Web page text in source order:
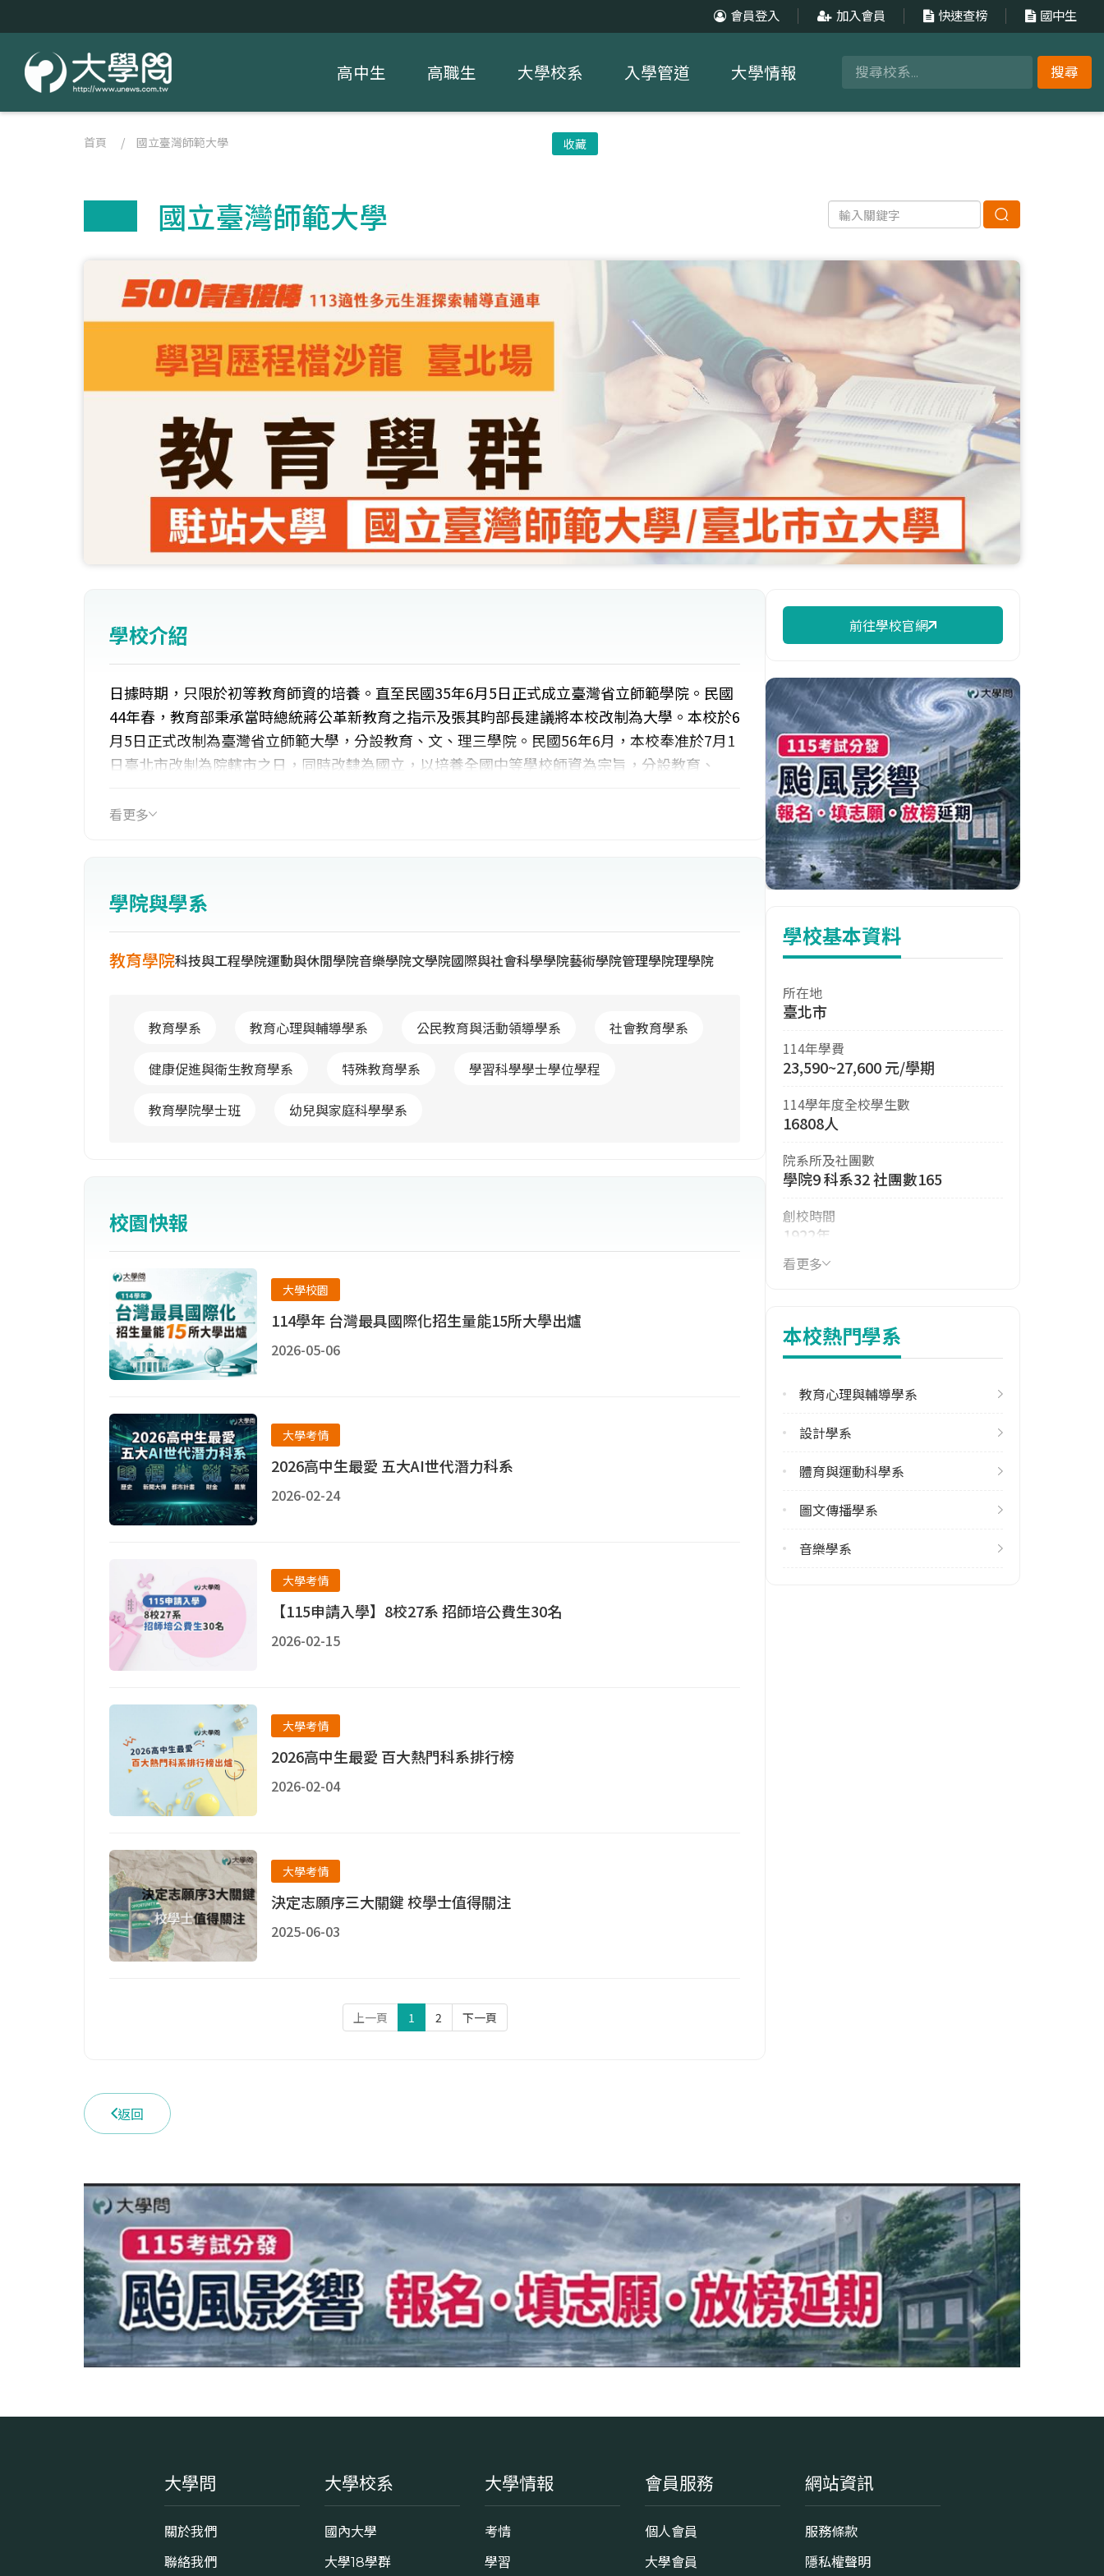
會員登入 加入會員 快速查榜 國中生
搜尋
高中生 高職生 大學校系 入學管道 大學情報
首頁 / 國立臺灣師範大學 收藏
國立臺灣師範大學
學校介紹
日據時期，只限於初等教育師資的培養。直至民國35年6月5日正式成立臺灣省立師範學院。民國
44年春，教育部秉承當時總統蔣公革新教育之指示及張其盷部長建議將本校改制為大學。本校於6
月5日正式改制為臺灣省立師範大學，分設教育、文、理三學院。民國56年6月，本校奉准於7月1
日臺北市改制為院轄市之日，同時改隸為國立，以培養全國中等學校師資為宗旨，分設教育、
合大學。除原有相關系所外，更增設10個學院、59個系所，成為博、碩、學士班正規生逾萬人之
看更多
學院與學系
教育學院科技與工程學院運動與休閒學院音樂學院文學院國際與社會科學學院藝術學院管理學院理學院
教育學系 教育心理與輔導學系 公民教育與活動領導學系 社會教育學系
健康促進與衛生教育學系 特殊教育學系 學習科學學士學位學程
教育學院學士班 幼兒與家庭科學學系
校園快報
大學校園
114學年 台灣最具國際化招生量能15所大學出爐
2026-05-06
大學考情
2026高中生最愛 五大AI世代潛力科系
2026-02-24
大學考情
【115申請入學】8校27系 招師培公費生30名
2026-02-15
大學考情
2026高中生最愛 百大熱門科系排行榜
2026-02-04
大學考情
決定志願序三大關鍵 校學士值得關注
2025-06-03
上一頁 1 2 下一頁
前往學校官網
學校基本資料
所在地
臺北市
114年學費
23,590~27,600 元/學期
114學年度全校學生數
16808人
院系所及社團數
學院9 科系32 社團數165
創校時間
1922年
114年生師比
114年註冊率
96.25%
113學年度雙聯學位合作校數
其他亞洲地區9 北美洲7 南亞1 大
陸地區1 東協4 歐洲6
(02)77341111
學校地址
看更多
本校熱門學系
教育心理與輔導學系
設計學系
體育與運動科學系
圖文傳播學系
音樂學系
返回
大學問
關於我們
聯絡我們
大學校系
國內大學
大學18學群
大學情報
考情
學習
會員服務
個人會員
大學會員
網站資訊
服務條款
隱私權聲明